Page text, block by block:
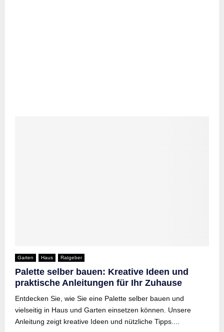
Garten Haus Ratgeber
Palette selber bauen: Kreative Ideen und
praktische Anleitungen für Ihr Zuhause
Entdecken Sie, wie Sie eine Palette selber bauen und
vielseitig in Haus und Garten einsetzen können. Unsere
Anleitung zeigt kreative Ideen und nützliche Tipps....